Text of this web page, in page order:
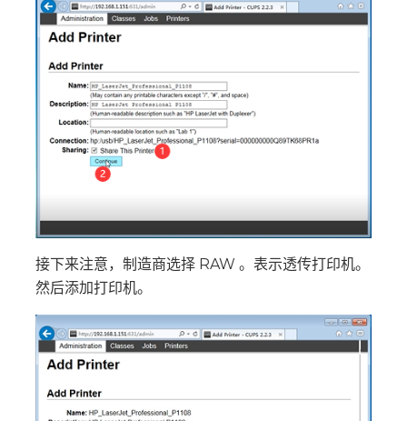
接下来注意，制造商选择 RAW 。表示透传打印机。
然后添加打印机。